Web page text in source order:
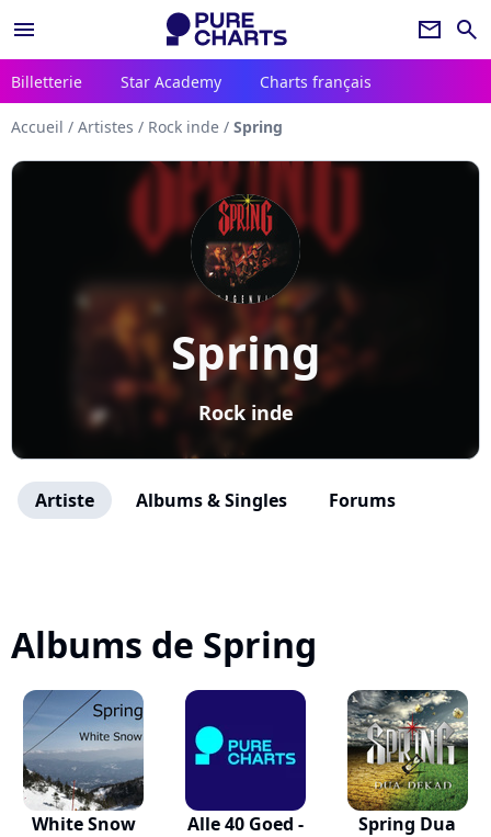
menu newsletter search
Billetterie Star Academy Charts français
Accueil / Artistes / Rock inde / Spring
Spring
Rock inde
Artiste Albums & Singles Forums
Albums de Spring
White Snow
Alle 40 Goed -
Spring Dua